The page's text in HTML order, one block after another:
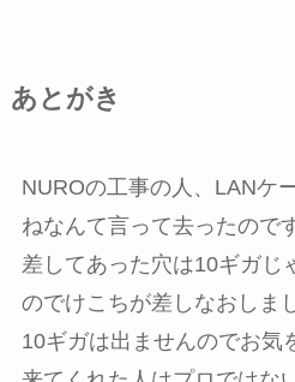
あとがき
NUROの工事の人、LANケ
ねなんて言って去ったので
差してあった穴は10ギガじ
のでけこちが差しなおしま
10ギガは出ませんのでお気